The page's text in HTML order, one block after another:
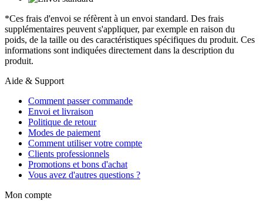
*Ces frais d'envoi se réfèrent à un envoi standard. Des frais
supplémentaires peuvent s'appliquer, par exemple en raison du
poids, de la taille ou des caractéristiques spécifiques du produit. Ces
informations sont indiquées directement dans la description du
produit.
Aide & Support
Comment passer commande
Envoi et livraison
Politique de retour
Modes de paiement
Comment utiliser votre compte
Clients professionnels
Promotions et bons d'achat
Vous avez d'autres questions ?
Mon compte